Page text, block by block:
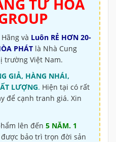
TỪ HÒA
và Luôn RẺ HƠN 20-
PHÁT là Nhà Cung
trường Việt Nam.
GIẢ, HÀNG NHÁI,
LƯỢNG. Hiện tại có rất
để cạnh tranh giá. Xin
lên đến 5 NĂM. 1
được bảo trì trọn đời sản